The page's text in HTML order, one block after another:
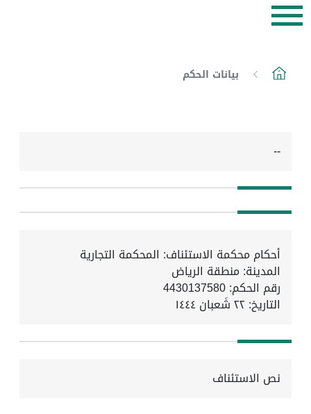
بيانات الحكم
--
أحكام محكمة الاستئناف: المحكمة التجارية
المدينة: منطقة الرياض
رقم الحكم: 4430137580
التاريخ:٢٢ شَعبان ١٤٤٤
نص الاستئناف